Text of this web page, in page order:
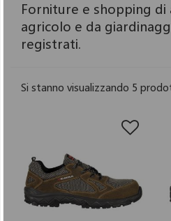
Forniture e shopping
agricolo e da
registrati.
Si stanno visualizzando 5